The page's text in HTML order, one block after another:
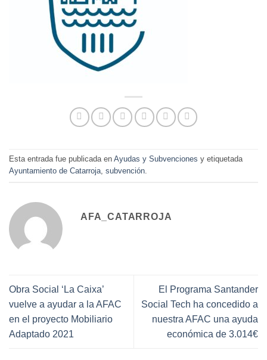
Esta entrada fue publicada en Ayudas y Subvenciones y etiquetada
Ayuntamiento de Catarroja, subvención.
AFA_CATARROJA
Obra Social ‘La Caixa’
vuelve a ayudar a la AFAC
en el proyecto Mobiliario
Adaptado 2021
El Programa Santander
Social Tech ha concedido a
nuestra AFAC una ayuda
económica de 3.014€